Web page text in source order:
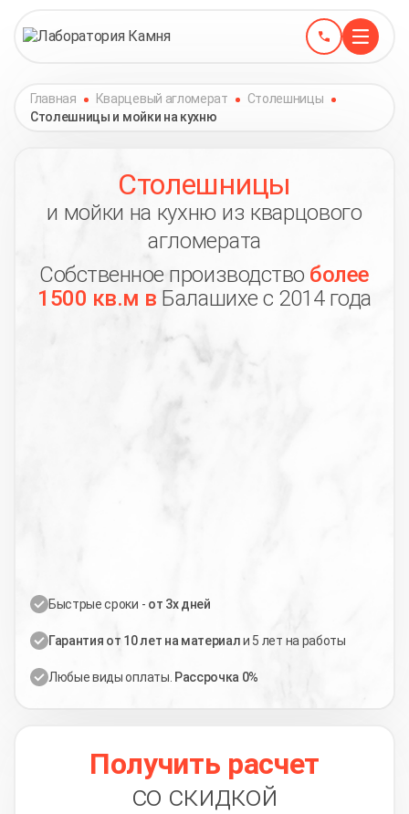
Главная Кварцевый агломерат
Столешницы
Столешницы и мойки на кухню
Столешницы
и мойки на кухню из кварцового
агломерата
Собственное производство более
1500 кв.м в Балашихе с 2014 года
Быстрые сроки - от 3х дней
Гарантия от 10 лет на материали 5 лет на работы
Любые виды оплаты. Рассрочка 0%
Получить расчет
со скидкой